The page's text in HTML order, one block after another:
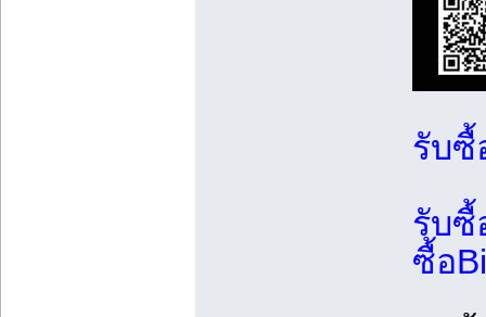
รับซื้
รับซื้
ซื้อ